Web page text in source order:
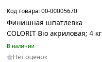
Код товара:00-00005670
Финишная шпатлевка
COLORIT Bio акриловая; 4 кг
В наличии
Нет оценок